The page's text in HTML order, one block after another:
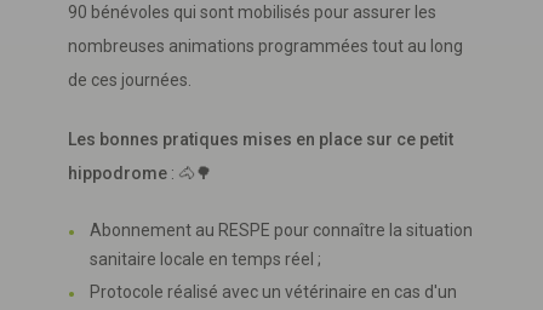
90 bénévoles qui sont mobilisés pour assurer les
nombreuses animations programmées tout au long
de ces journées.
Les bonnes pratiques mises en place sur ce petit
hippodrome : 🐴🌳
Abonnement au RESPE pour connaître la situation
sanitaire locale en temps réel ;
Protocole réalisé avec un vétérinaire en cas d'un